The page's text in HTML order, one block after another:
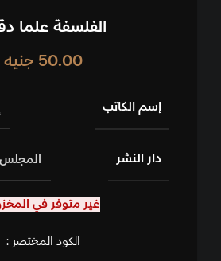
الفلسفة علما
50.00 جنيه
إسم الكاتب
دار النشر المجلس
غير متوفر في
الكود المختصر :